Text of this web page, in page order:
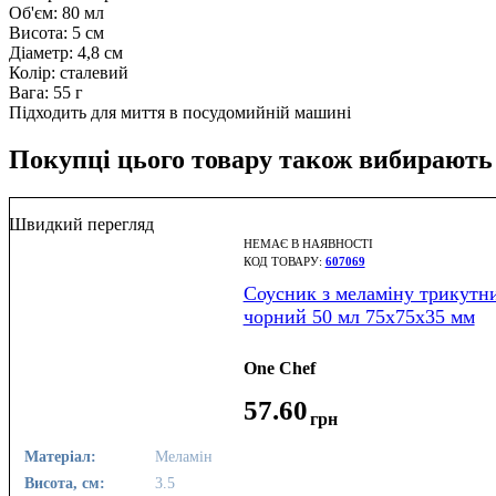
Об'єм: 80 мл
Висота: 5 см
Діаметр: 4,8 см
Колір: сталевий
Вага: 55 г
Підходить для миття в посудомийній машині
Покупці цього товару також вибирають
Швидкий перегляд
НЕМАЄ В НАЯВНОСТІ
607069
Соусник з меламіну
чорний 50 мл 75х75х35 мм
One Chef
57.60грн
Матеріал:
Меламін
Висота, см:
3.5